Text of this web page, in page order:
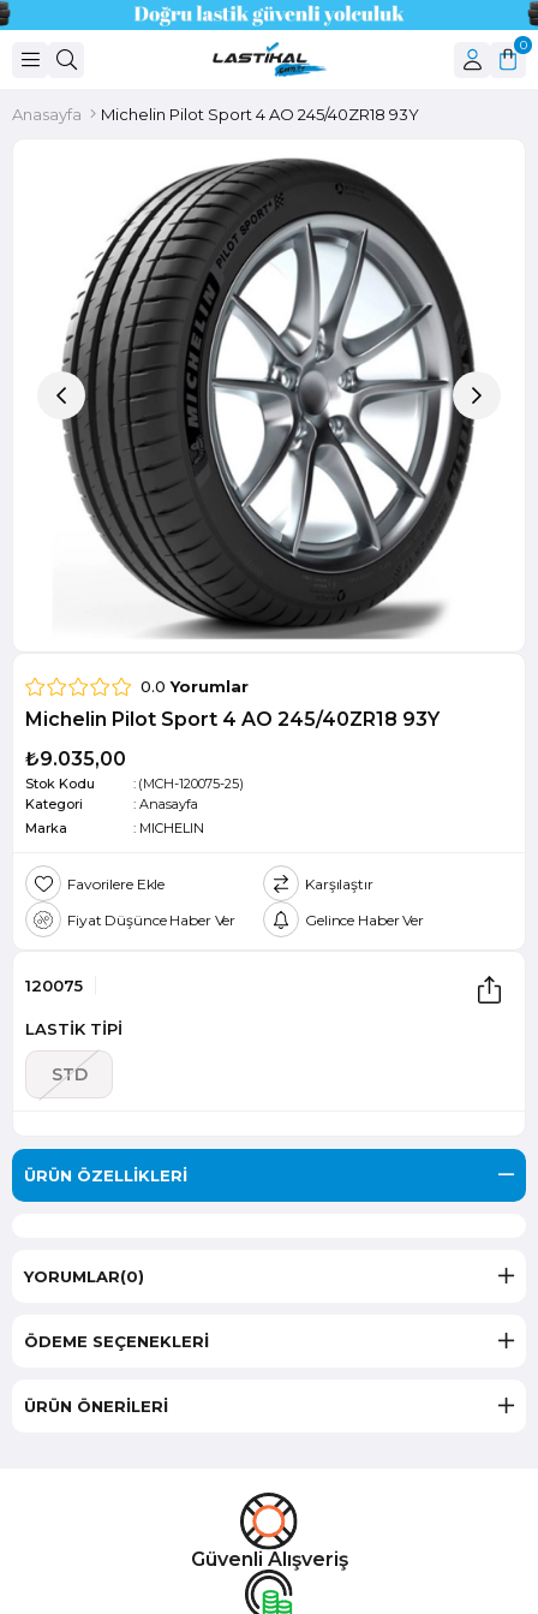
0
Anasayfa Michelin Pilot Sport 4 AO 245/40ZR18 93Y
0.0 Yorumlar
Michelin Pilot Sport 4 AO 245/40ZR18 93Y
₺9.035,00
Stok Kodu
(MCH-120075-25)
Kategori
: Anasayfa
Marka
: MICHELIN
Favorilere Ekle
Karşılaştır
Fiyat Düşünce Haber Ver
Gelince Haber Ver
120075
LASTİK TİPİ
STD
ÜRÜN ÖZELLIKLERI
YORUMLAR(0)
ÖDEME SEÇENEKLERI
ÜRÜN ÖNERILERI
Güvenli Alışveriş